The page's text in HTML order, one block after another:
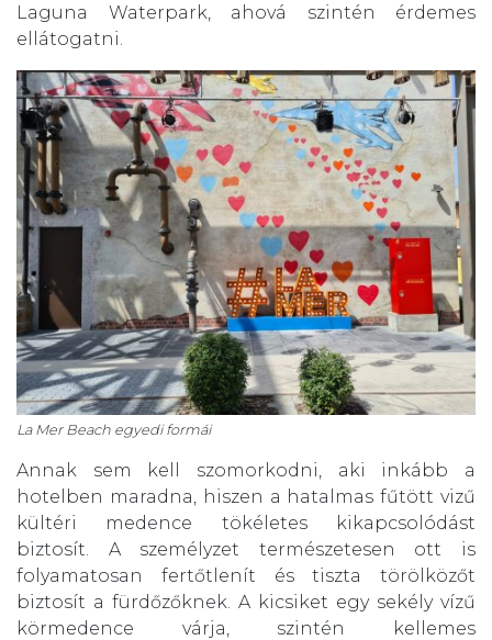
Laguna Waterpark, ahová szintén érdemes
ellátogatni.
La Mer Beach egyedi formái
Annak sem kell szomorkodni, aki inkább a
hotelben maradna, hiszen a hatalmas fűtött vizű
kültéri medence tökéletes kikapcsolódást
biztosít. A személyzet természetesen ott is
folyamatosan fertőtlenít és tiszta törölközőt
biztosít a fürdőzőknek. A kicsiket egy sekély vízű
körmedence várja, szintén kellemes